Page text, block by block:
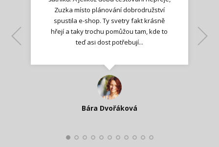
Zuzka místo plánování dobrodružství
spustila e-shop. Ty svetry fakt krásně
hřejí a taky trochu pomůžou tam, kde to
teď asi dost potřebují...
Bára Dvořáková
Jana T.
Kateřina Veleta Štěpánová
Ilona M.
Lenka K.
Nadšená zpráva
Katka Perháčová
Smolková
Lenka K.